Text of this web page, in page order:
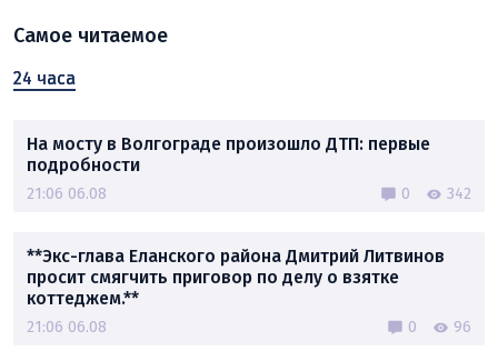
Самое читаемое
24 часа
На мосту в Волгограде произошло ДТП: первые
подробности
21:06 06.08 0 342
**Экс-глава Еланского района Дмитрий Литвинов
просит смягчить приговор по делу о взятке
коттеджем.**
21:06 06.08 0 96